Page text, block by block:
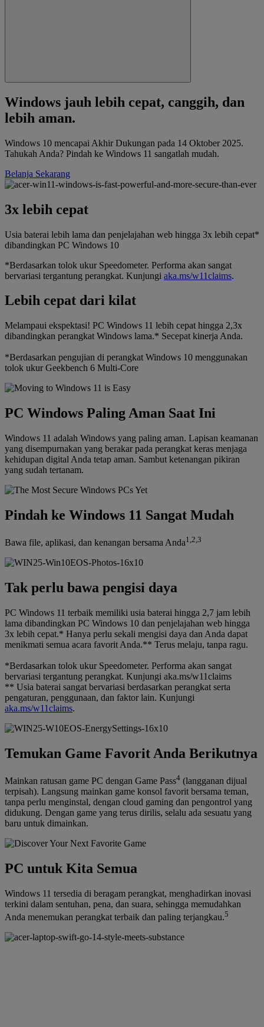
Windows jauh lebih cepat, canggih, dan
lebih aman.
Windows 10 mencapai Akhir Dukungan pada 14 Oktober 2025.
Tahukah Anda? Pindah ke Windows 11 sangatlah mudah.
Belanja Sekarang
3x lebih cepat
Usia baterai lebih lama dan penjelajahan web hingga 3x lebih cepat*
dibandingkan PC Windows 10
*Berdasarkan tolok ukur Speedometer. Performa akan sangat
bervariasi tergantung perangkat. Kunjungi aka.ms/w11claims.
Lebih cepat dari kilat
Melampaui ekspektasi! PC Windows 11 lebih cepat hingga 2,3x
dibandingkan perangkat Windows lama.* Secepat kinerja Anda.
*Berdasarkan pengujian di perangkat Windows 10 menggunakan
tolok ukur Geekbench 6 Multi-Core
PC Windows Paling Aman Saat Ini
Windows 11 adalah Windows yang paling aman. Lapisan keamanan
yang disempurnakan yang berakar pada perangkat keras menjaga
kehidupan digital Anda tetap aman. Sambut ketenangan pikiran
yang sudah tertanam.
Pindah ke Windows 11 Sangat Mudah
Bawa file, aplikasi, dan kenangan bersama Anda1,2,3
Tak perlu bawa pengisi daya
PC Windows 11 terbaik memiliki usia baterai hingga 2,7 jam lebih
lama dibandingkan PC Windows 10 dan penjelajahan web hingga
3x lebih cepat.* Hanya perlu sekali mengisi daya dan Anda dapat
menikmati semua acara favorit Anda.** Terus melaju, tanpa ragu.
*Berdasarkan tolok ukur Speedometer. Performa akan sangat
bervariasi tergantung perangkat. Kunjungi aka.ms/w11claims
** Usia baterai sangat bervariasi berdasarkan perangkat serta
pengaturan, penggunaan, dan faktor lain. Kunjungi
aka.ms/w11claims.
Temukan Game Favorit Anda Berikutnya
Mainkan ratusan game PC dengan Game Pass4 (langganan dijual
terpisah). Langsung mainkan game konsol favorit bersama teman,
tanpa perlu menginstal, dengan cloud gaming dan pengontrol yang
didukung. Dengan game yang terus dirilis, selalu ada sesuatu yang
baru untuk dimainkan.
PC untuk Kita Semua
Windows 11 tersedia di beragam perangkat, menghadirkan inovasi
terkini dalam sentuhan, pena, dan suara, sehingga memudahkan
Anda menemukan perangkat terbaik dan paling terjangkau.5